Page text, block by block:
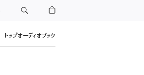
トップオーディオブック